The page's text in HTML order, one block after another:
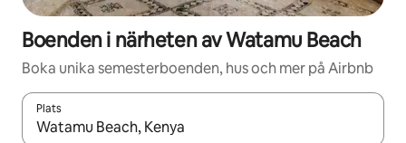
Boenden i närheten av Watamu Beach
Boka unika semesterboenden, hus och mer på Airbnb
Plats
När resultaten är tillgängliga kan du navigera med upp- och